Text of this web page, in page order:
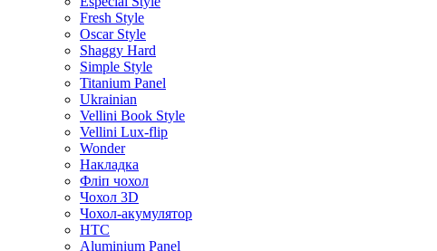
Fresh Style
Oscar Style
Shaggy Hard
Simple Style
Titanium Panel
Ukrainian
Vellini Book Style
Vellini Lux-flip
Wonder
Накладка
Фліп чохол
Чохол 3D
Чохол-акумулятор
HTC
Aluminium Panel